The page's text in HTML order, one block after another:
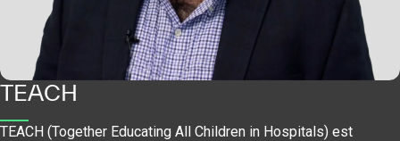
TEACH
TEACH (Together Educating All Children in Hospitals) est